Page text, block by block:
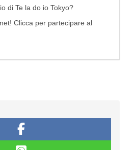
di Te la do io Tokyo?
Clicca per partecipare al